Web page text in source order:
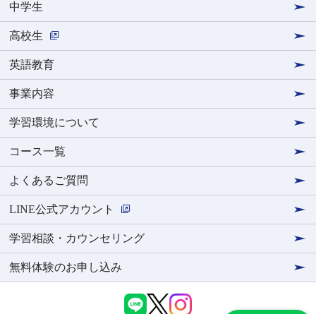
中学生
高校生
英語教育
事業内容
学習環境について
コース一覧
よくあるご質問
LINE公式アカウント
学習相談・カウンセリング
無料体験のお申し込み